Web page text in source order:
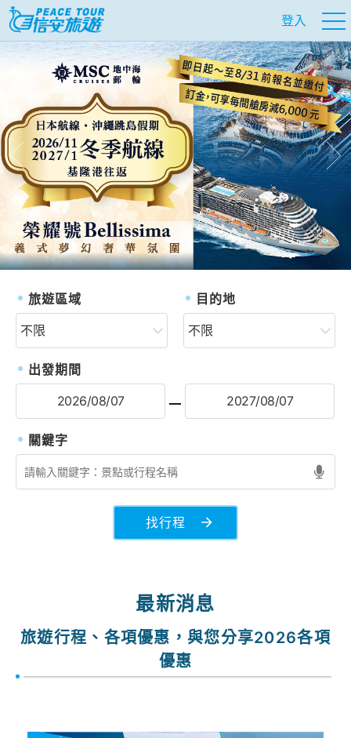
登入
往前 往
旅遊區域 目的地
出發期間
找行程
最新消息
旅遊行程、各項優惠，與您分享2026各項
優惠